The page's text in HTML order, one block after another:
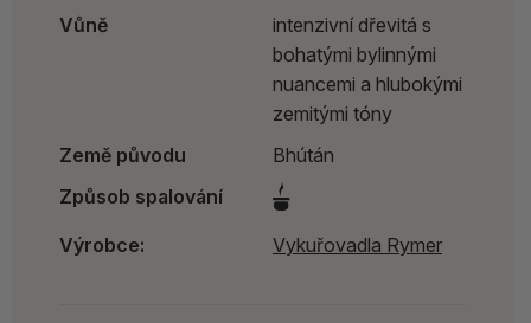
Vůně
intenzivní dřevitá s
bohatými bylinnými
nuancemi a hlubokými
zemitými tóny
Země původu
Bhútán
Způsob spalování
Výrobce: Vykuřovadla Rymer